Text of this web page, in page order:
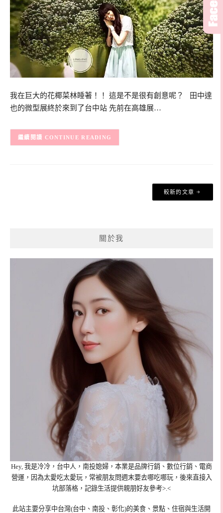
我在巨大的花椰菜林睡著！！ 這是不是很有創意呢？ 田中達
也的微型展終於來到了台中站 先前在高雄展…
CONTINUE READING
較新的文章
關於我
Hey, 我是冷冷，台中人，南投媳婦，本業是品牌行銷、數位行銷、電商
營運，因為太愛吃太愛玩，常被朋友問週末要去哪吃哪玩，後來直接入
坑部落格，記錄生活提供親朋好友參考>.<
此站主要分享中台灣(台中、南投、彰化)的美食、景點、住宿與生活開